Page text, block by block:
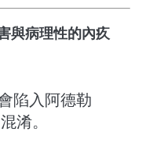
與病理性的內疚
陷入阿德勒
淆。